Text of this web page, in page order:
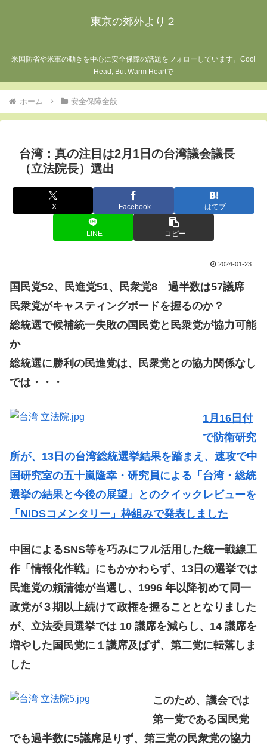
東京の郊外より２
米国防省や米軍の動きを中心に安全保障の話題をフォローしています。Cool
Head, But Warm Heartで
ホーム 安全保障全般
台湾：真の注目は2月1日の台湾議会議長
（立法院長）選出
X Facebook はてブ
LINE コピー
2024-01-23
国民党52、民進党51、民衆党8 過半数は57議席
民衆党がキャスティングボードを握るのか？
総統選で候補統一失敗の国民党と民衆党が協力可能
か
総統選に勝利の民進党は、民衆党との協力関係なし
では・・・
1月16日付
で防衛研究
所が、13日の台湾総統選挙結果を踏まえ、速攻で中
国研究室の五十嵐隆幸・研究員による「台湾・総統
選挙の結果と今後の展望」とのクイックレビューを
「NIDSコメンタリー」枠組みで発表しました
中国によるSNS等を巧みにフル活用した統一戦線工
作「情報化作戦」にもかかわらず、13日の選挙では
民進党の頼清徳が当選し、1996 年以降初めて同一
政党が３期以上続けて政権を握ることとなりました
が、立法委員選挙では 10 議席を減らし、14 議席を
増やした国民党に１議席及ばず、第二党に転落しま
した
このため、議会では
第一党である国民党
でも過半数に5議席足りず、第三党の民衆党の協力